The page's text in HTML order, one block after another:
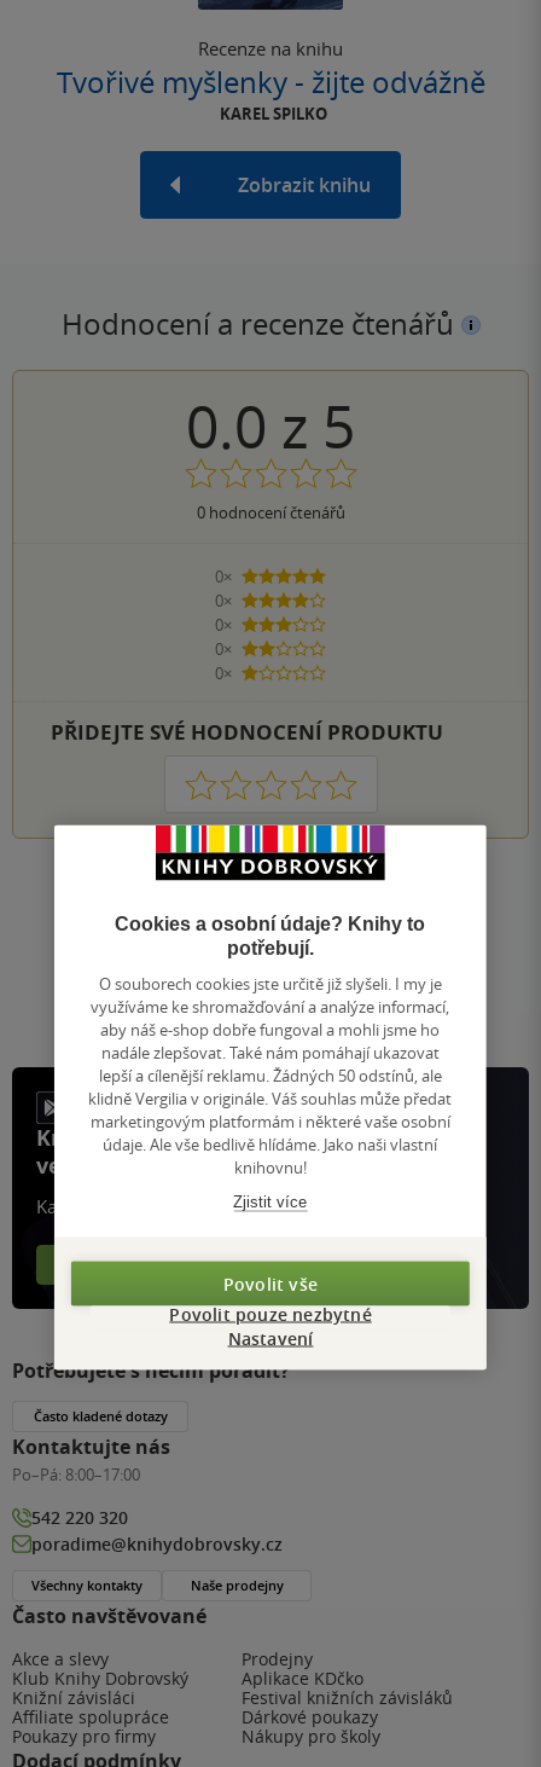
Recenze na knihu
Tvořivé myšlenky - žijte odvážně
KAREL SPILKO
Zobrazit knihu
Hodnocení a recenze čtenářů
0.0 z 5
0hodnocení čtenářů
0×
5 hvězdiček
0×
4 hvězdičky
0×
3 hvězdičky
0×
2 hvězdičky
0×
1 hvezdička
PŘIDEJTE SVÉ HODNOCENÍ PRODUKTU
1 2 3 4 5
Zobrazeno 20 z 20
1
Přejít
na
stránku
/ 1
Knihy, recenze a klubové výhody
ve vaší kapse a naší appce KDčko
Každý měsíc společně přečteme tisíce knih
Více o aplikaci Více o klubu
Často navštěvované
Akce a slevy
Prodejny
Klub Knihy Dobrovský
Aplikace KDčko
Knižní závisláci
Festival knižních závisláků
Affiliate spolupráce
Dárkové poukazy
Poukazy pro firmy
Nákupy pro školy
Dodací podmínky
Potřebujete s něčím poradit?
Často kladené dotazy
Kontaktujte nás
Po–Pá: 8:00–17:00
542 220 320
poradime@knihydobrovsky.cz
Všechny kontakty Naše prodejny
Cookies a osobní údaje? Knihy to
potřebují.
O souborech cookies jste určitě již slyšeli. I my je
využíváme ke shromažďování a analýze informací,
aby náš e-shop dobře fungoval a mohli jsme ho
nadále zlepšovat. Také nám pomáhají ukazovat
lepší a cílenější reklamu. Žádných 50 odstínů, ale
klidně Vergilia v originále. Váš souhlas může předat
marketingovým platformám i některé vaše osobní
údaje. Ale vše bedlivě hlídáme. Jako naši vlastní
knihovnu!
Zjistit více
Povolit vše
Povolit pouze nezbytné
Nastavení